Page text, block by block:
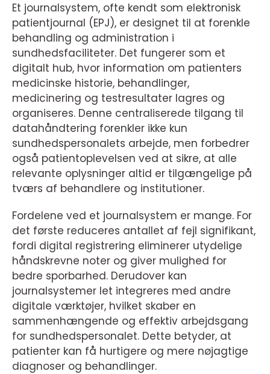
Et journalsystem, ofte kendt som elektronisk
patientjournal (EPJ), er designet til at forenkle
behandling og administration i
sundhedsfaciliteter. Det fungerer som et
digitalt hub, hvor information om patienters
medicinske historie, behandlinger,
medicinering og testresultater lagres og
organiseres. Denne centraliserede tilgang til
datahåndtering forenkler ikke kun
sundhedspersonalets arbejde, men forbedrer
også patientoplevelsen ved at sikre, at alle
relevante oplysninger altid er tilgængelige på
tværs af behandlere og institutioner.
Fordelene ved et journalsystem er mange. For
det første reduceres antallet af fejl signifikant,
fordi digital registrering eliminerer utydelige
håndskrevne noter og giver mulighed for
bedre sporbarhed. Derudover kan
journalsystemer let integreres med andre
digitale værktøjer, hvilket skaber en
sammenhængende og effektiv arbejdsgang
for sundhedspersonalet. Dette betyder, at
patienter kan få hurtigere og mere nøjagtige
diagnoser og behandlinger.